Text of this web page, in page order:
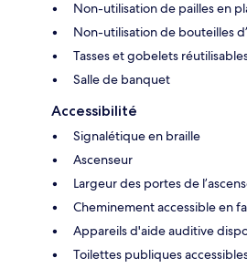
Non-utilisation de pailles en
Non-utilisation de bouteilles
Tasses et gobelets
Salle de banquet
Accessibilité
Signalétique en braille
Ascenseur
Largeur des portes de
Cheminement accessible en
Appareils d'aide auditive
Toilettes publiques